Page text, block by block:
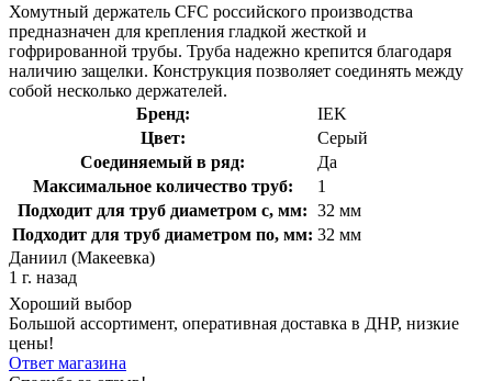
Хомутный держатель CFC российского производства
предназначен для крепления гладкой жесткой и
гофрированной трубы. Труба надежно крепится благодаря
наличию защелки. Конструкция позволяет соединять между
собой несколько держателей.
Бренд:
IEK
Цвет:
Серый
Соединяемый в ряд:
Да
Максимальное количество труб:
1
Подходит для труб диаметром с, мм: 32 мм
Подходит для труб диаметром по, мм: 32 мм
Даниил (Макеевка)
1 г. назад
Хороший выбор
Большой ассортимент, оперативная доставка в ДНР, низкие
цены!
Ответ магазина